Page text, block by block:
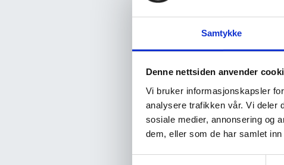
Samtykke
Denne nettsiden anvender
Vi bruker informasjonskapsler
analysere trafikken vår. Vi deler
sosiale medier, annonsering og
dem, eller som de har samlet